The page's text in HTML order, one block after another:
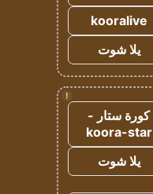
kooralive
يلا شوت
!
كورة ستار -
koora-star
يلا شوت